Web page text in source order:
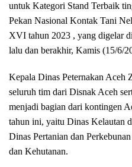
untuk Kategori Stand Terbaik
Pekan Nasional Kontak Tani
XVI tahun 2023 , yang digelar
lalu dan berakhir, Kamis (15/6/
Kepala Dinas Peternakan Aceh
seluruh tim dari Disnak Aceh
menjadi bagian dari kontingen
tahun ini, yaitu Dinas Kelautan
Dinas Pertanian dan
dan Kehutanan.